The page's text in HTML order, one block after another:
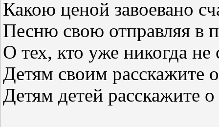
Какою ценой завоевано
Песню свою отправляя в
О тех, кто уже никогда
Детям своим расскажите
Детям детей расскажите